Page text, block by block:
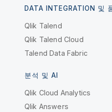
DATA INTEGRATION 및
Qlik Talend
Qlik Talend Cloud
Talend Data Fabric
분석 및 AI
Qlik Cloud Analytics
Qlik Answers